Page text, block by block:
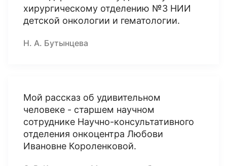
хирургическому отделению №3 НИИ
детской онкологии и гематологии.
Н. А. Бутынцева
Мой рассказ об удивительном
человеке - старшем научном
сотруднике Научно-консультативного
отделения онкоцентра Любови
Ивановне Короленковой.